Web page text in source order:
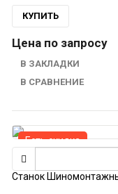
КУПИТЬ
Цена по запросу
В ЗАКЛАДКИ
В СРАВНЕНИЕ
Есть скидка
Станок